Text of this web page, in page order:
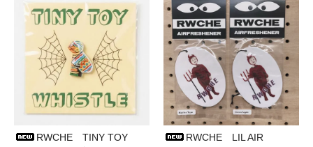
TOWELKET、JM COMBO COOKERなどが
入荷しました
●2023/10/22
Chaos Fishing Club の刺繍ロゴパーカが入荷し
ました
●2023/10/19BURLAP OUTFITTER から FLEECE CARDIGAN
とFLEECE BDU JACKET
●2023/10/15
Chaos Fishing Club の パーカ2型
が入荷です
●2023/10/14RWCHEから ロンT、CAP、パーカ が入荷しまし
た
ASINOSTICK "FF"などが入荷し
ましたRWCHE TINY TOY
RWCHE LIL AIR